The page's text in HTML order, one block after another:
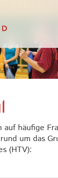
häufige
um das
(HTV):